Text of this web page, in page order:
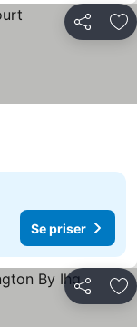
Del
Se priser
Del